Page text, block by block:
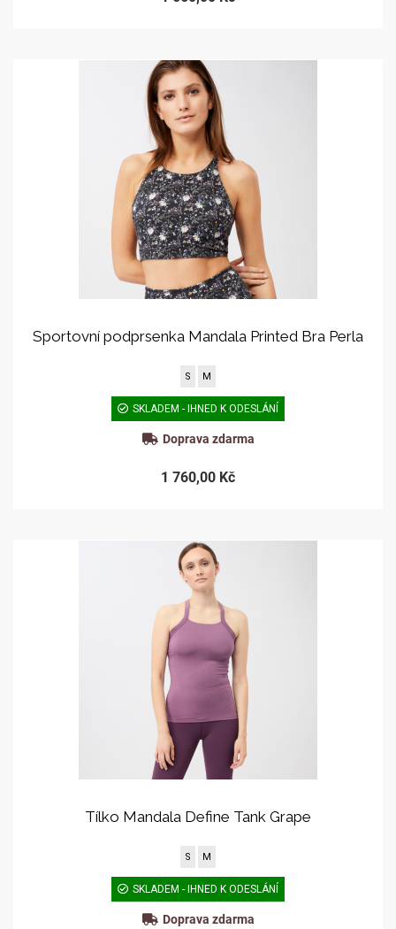
Sportovní podprsenka Mandala Printed Bra Perla
S M
SKLADEM - IHNED K ODESLÁNÍ
Doprava zdarma
1 760,00 Kč
Tílko Mandala Define Tank Grape
S M
SKLADEM - IHNED K ODESLÁNÍ
Doprava zdarma